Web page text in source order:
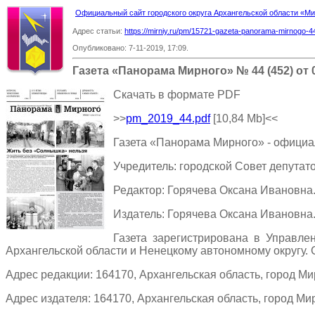
Официальный сайт городского округа Архангельской области
Адрес статьи: https://mirniy.ru/pm/15721-gazeta-panorama-mirnogo-
Опубликовано: 7-11-2019, 17:09.
Газета «Панорама Мирного» № 44 (452) от
Скачать в формате PDF
>>pm_2019_44.pdf[10,84 Mb]<<
Газета «Панорама Мирного» -
Учредитель: городской Совет
Редактор: Горячева Оксана Ивановна.
Издатель: Горячева Оксана Ивановна.
Газета зарегистрирована в
Архангельской области и Ненецкому автономному
Адрес редакции: 164170, Архангельская область, город
Адрес издателя: 164170, Архангельская область, город